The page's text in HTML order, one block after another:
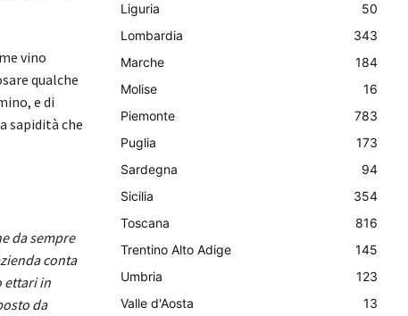
vino
qualche
e di
sapidità che
da sempre
conta
ettari in
da
Liguria
50
Lombardia
343
Marche
184
Molise
16
Piemonte
783
Puglia
173
Sardegna
94
Sicilia
354
Toscana
816
Trentino Alto Adige
145
Umbria
123
Valle d'Aosta
13